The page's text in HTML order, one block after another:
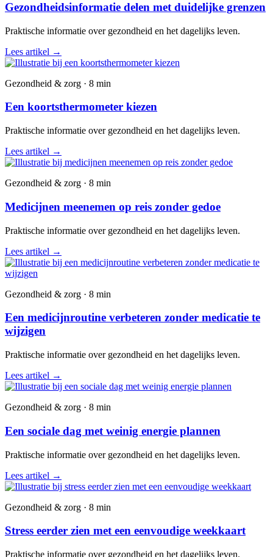
Gezondheidsinformatie delen met duidelijke grenzen
Praktische informatie over gezondheid en het dagelijks leven.
Lees artikel →
Gezondheid & zorg · 8 min
Een koortsthermometer kiezen
Praktische informatie over gezondheid en het dagelijks leven.
Lees artikel →
Gezondheid & zorg · 8 min
Medicijnen meenemen op reis zonder gedoe
Praktische informatie over gezondheid en het dagelijks leven.
Lees artikel →
Gezondheid & zorg · 8 min
Een medicijnroutine verbeteren zonder medicatie te
wijzigen
Praktische informatie over gezondheid en het dagelijks leven.
Lees artikel →
Gezondheid & zorg · 8 min
Een sociale dag met weinig energie plannen
Praktische informatie over gezondheid en het dagelijks leven.
Lees artikel →
Gezondheid & zorg · 8 min
Stress eerder zien met een eenvoudige weekkaart
Praktische informatie over gezondheid en het dagelijks leven.